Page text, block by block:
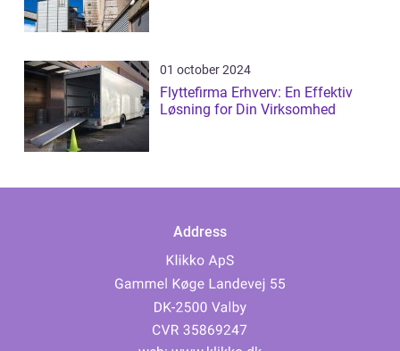
01 october 2024
Flyttefirma Erhverv: En Effektiv
Løsning for Din Virksomhed
Address